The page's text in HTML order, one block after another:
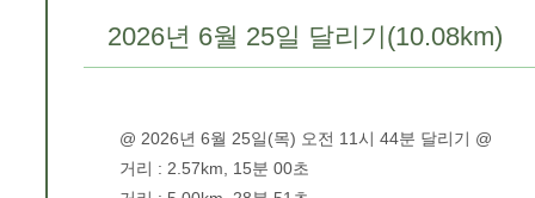
2026년 6월 25일 달리기(10.08km)
@ 2026년 6월 25일(목) 오전 11시 44분 달리기 @
거리 : 2.57km, 15분 00초